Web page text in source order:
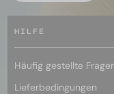
HILFE
Häufig gestellte
Lieferbedingungen